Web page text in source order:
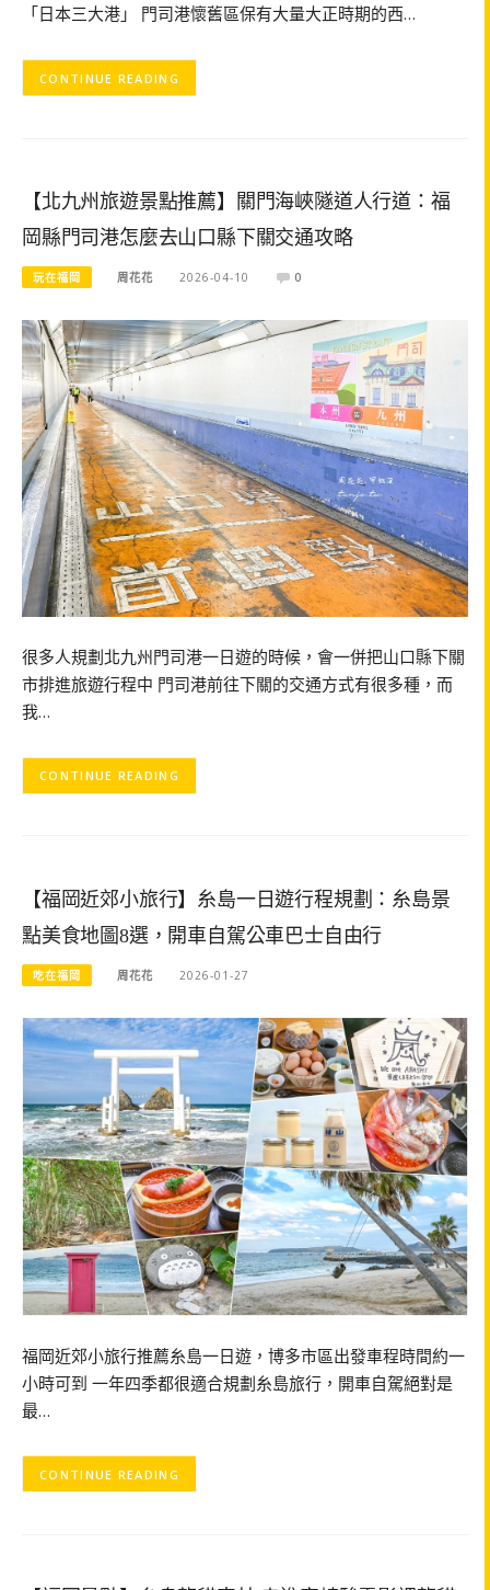
「日本三大港」 門司港懷舊區保有大量大正時期的西…
CONTINUE READING
【北九州旅遊景點推薦】關門海峽隧道人行道：福
岡縣門司港怎麼去山口縣下關交通攻略
玩在福岡 周花花 2026-04-10 0
很多人規劃北九州門司港一日遊的時候，會一併把山口縣下關
市排進旅遊行程中 門司港前往下關的交通方式有很多種，而
我…
CONTINUE READING
【福岡近郊小旅行】糸島一日遊行程規劃：糸島景
點美食地圖8選，開車自駕公車巴士自由行
吃在福岡 周花花 2026-01-27
福岡近郊小旅行推薦糸島一日遊，博多市區出發車程時間約一
小時可到 一年四季都很適合規劃糸島旅行，開車自駕絕對是
最…
CONTINUE READING